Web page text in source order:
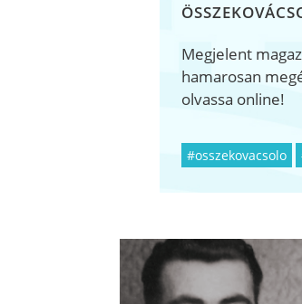
Megjelent
hamarosan
olvassa online!
#osszekovacsolo